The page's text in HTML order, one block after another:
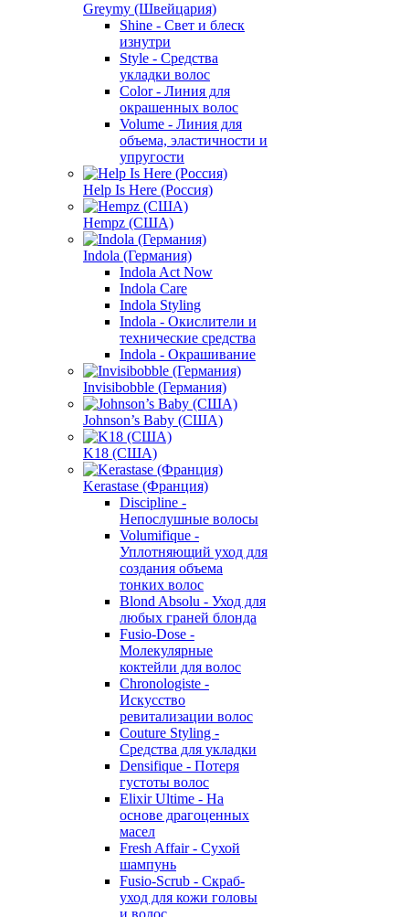
Greymy (Швейцария)
Shine - Свет и блеск
изнутри
Style - Средства
укладки волос
Color - Линия для
окрашенных волос
Volume - Линия для
объема, эластичности и
упругости
Help Is Here (Россия)
Hempz (США)
Indola (Германия)
Indola Act Now
Indola Care
Indola Styling
Indola - Окислители и
технические средства
Indola - Окрашивание
Invisibobble (Германия)
Johnson’s Baby (США)
K18 (США)
Kerastase (Франция)
Discipline -
Непослушные волосы
Volumifique -
Уплотняющий уход для
создания объема
тонких волос
Blond Absolu - Уход для
любых граней блонда
Fusio-Dose -
Молекулярные
коктейли для волос
Chronologiste -
Искусство
ревитализации волос
Couture Styling -
Средства для укладки
Densifique - Потеря
густоты волос
Elixir Ultime - На
основе драгоценных
масел
Fresh Affair - Сухой
шампунь
Fusio-Scrub - Скраб-
уход для кожи головы
и волос